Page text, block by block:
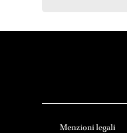
Menzioni legali